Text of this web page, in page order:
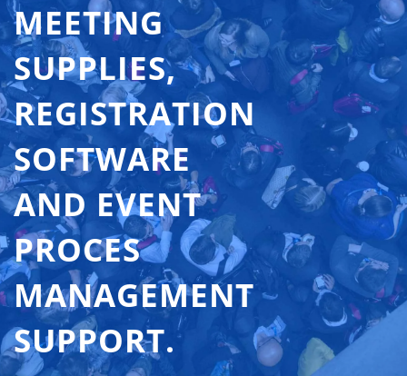
MEETING
SUPPLIES,
REGISTRATION
SOFTWARE
AND EVENT
PROCES
MANAGEMENT
SUPPORT.